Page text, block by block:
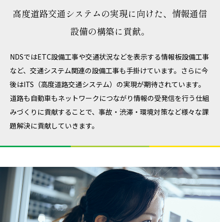
高度道路交通システムの実現に向けた、 情報通信
設備の構築に貢献。
NDSではETC設備工事や交通状況などを表示する情報板設備工事
など、交通システム関連の設備工事も手掛けています。さらに今
後はITS（高度道路交通システム）の実現が期待されています。
道路も自動車もネットワークにつながり情報の受発信を行う仕組
みづくりに貢献することで、事故・渋滞・環境対策など様々な課
題解決に貢献していきます。